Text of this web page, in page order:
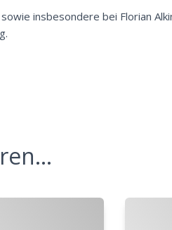
insbesondere bei Florian